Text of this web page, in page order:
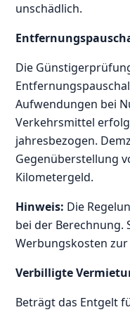
unschädlich.
Die
Aufwendungen bei
Verkehrsmittel
jahresbezogen.
Gegenüberstellung
Kilometergeld.
Hinweis: Die
bei der Berechnung.
Werbungskosten zur
Verbilligte
Beträgt das Entgelt